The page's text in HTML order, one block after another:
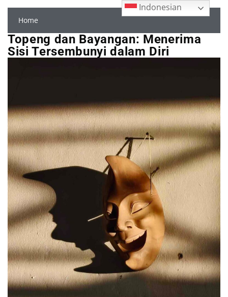
Home
Topeng dan Bayangan: Menerima
Sisi Tersembunyi dalam Diri
Indonesian